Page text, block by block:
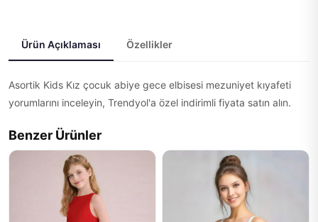
Ürün Açıklaması Özellikler
Asortik Kids Kız çocuk abiye gece elbisesi mezuniyet kıyafeti
yorumlarını inceleyin, Trendyol'a özel indirimli fiyata satın alın.
Benzer Ürünler